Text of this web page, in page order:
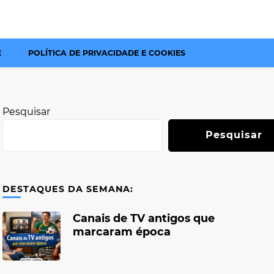
POLÍTICA DE PRIVACIDADE E COOKIES
Pesquisar
Pesquisar
DESTAQUES DA SEMANA:
Canais de TV antigos que
marcaram época